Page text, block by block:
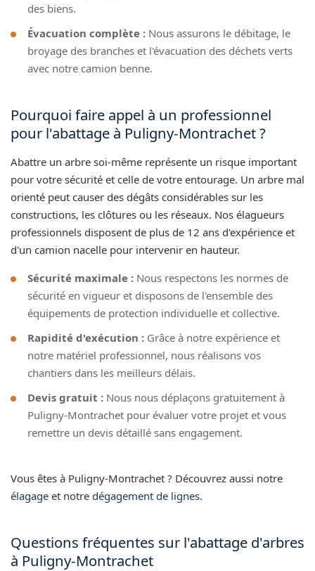
des biens.
Évacuation complète : Nous assurons le débitage, le
broyage des branches et l'évacuation des déchets verts
avec notre camion benne.
Pourquoi faire appel à un professionnel
pour l'abattage à Puligny-Montrachet ?
Abattre un arbre soi-même représente un risque important
pour votre sécurité et celle de votre entourage. Un arbre mal
orienté peut causer des dégâts considérables sur les
constructions, les clôtures ou les réseaux. Nos élagueurs
professionnels disposent de plus de 12 ans d'expérience et
d'un camion nacelle pour intervenir en hauteur.
Sécurité maximale : Nous respectons les normes de
sécurité en vigueur et disposons de l'ensemble des
équipements de protection individuelle et collective.
Rapidité d'exécution : Grâce à notre expérience et
notre matériel professionnel, nous réalisons vos
chantiers dans les meilleurs délais.
Devis gratuit : Nous nous déplaçons gratuitement à
Puligny-Montrachet pour évaluer votre projet et vous
remettre un devis détaillé sans engagement.
Vous êtes à Puligny-Montrachet ? Découvrez aussi notre
élagage et notre dégagement de lignes.
Questions fréquentes sur l'abattage d'arbres
à Puligny-Montrachet